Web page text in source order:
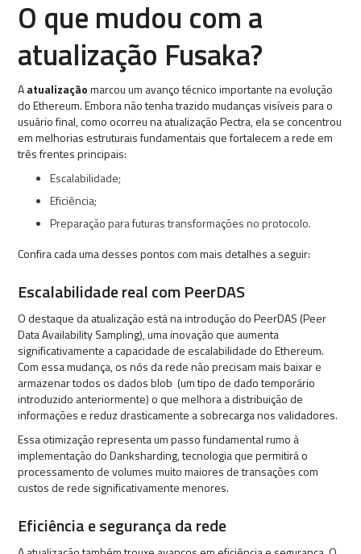
O que mudou com a
atualização Fusaka?
Aatualizaçãomarcou um avanço técnico importante na evolução
do Ethereum. Embora não tenha trazido mudanças visíveis para o
usuário final, como ocorreu na atualização Pectra, ela se concentrou
em melhorias estruturais fundamentais que fortalecem a rede em
três frentes principais:
Escalabilidade;
Eficiência;
Preparação para futuras transformações no protocolo.
Confira cada uma desses pontos com mais detalhes a seguir:
Escalabilidade real com PeerDAS
O destaque da atualização está na introdução do PeerDAS (Peer
Data Availability Sampling), uma inovação que aumenta
significativamente a capacidade de escalabilidade do Ethereum.
Com essa mudança, os nós da rede não precisam mais baixar e
armazenar todos os dados blob (um tipo de dado temporário
introduzido anteriormente) o que melhora a distribuição de
informações e reduz drasticamente a sobrecarga nos validadores.
Essa otimização representa um passo fundamental rumo à
implementação do Danksharding, tecnologia que permitirá o
processamento de volumes muito maiores de transações com
custos de rede significativamente menores.
Eficiência e segurança da rede